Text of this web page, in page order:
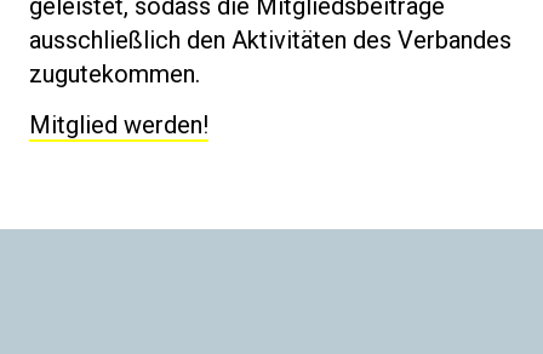
geleistet, sodass die Mitgliedsbeiträge
ausschließlich den Aktivitäten des Verbandes
zugutekommen.
Mitglied werden!